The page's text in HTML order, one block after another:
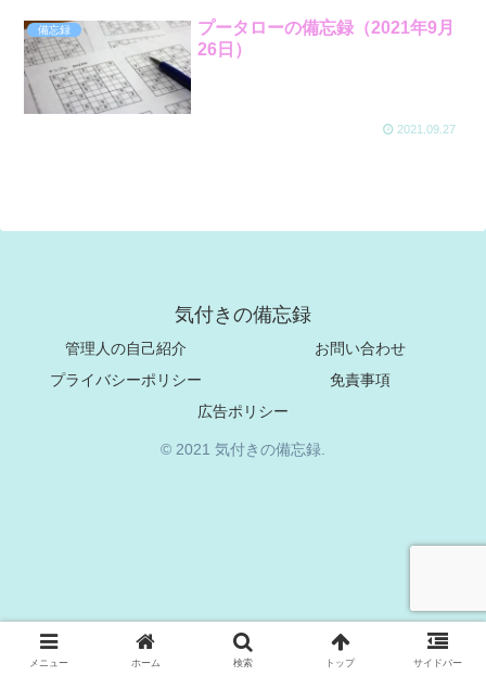
備忘録
プータローの備忘録（2021年9月
26日）
2021.09.27
気付きの備忘録
管理人の自己紹介
お問い合わせ
プライバシーポリシー
免責事項
広告ポリシー
© 2021 気付きの備忘録.
メニュー ホーム 検索 トップ サイドバー